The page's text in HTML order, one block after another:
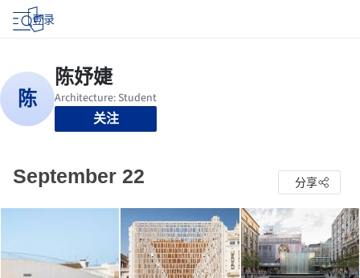
登录
关注
September 22 分享